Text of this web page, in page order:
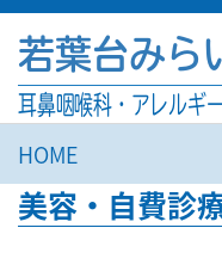
若葉台みら
耳鼻咽喉科・アレルギ
HOME
美容・自費診